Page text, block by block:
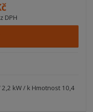
DPH
kW / k Hmotnost 10,4